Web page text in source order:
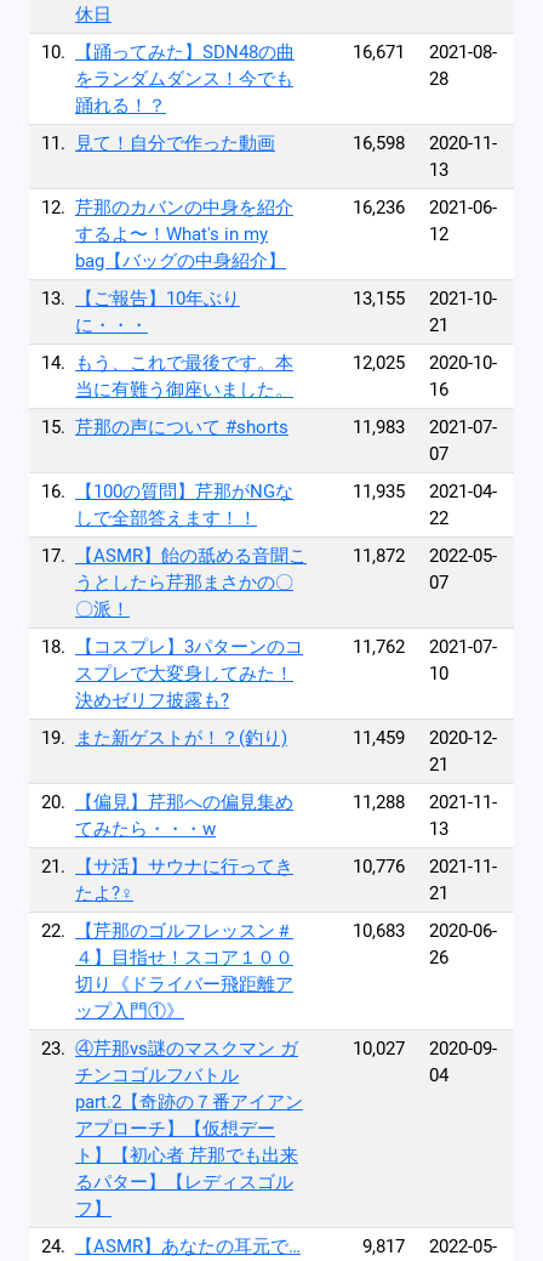
休日
10.
【踊ってみた】SDN48の曲
をランダムダンス！今でも
踊れる！？
16,671
2021-08-
28
11. 見て！自分で作った動画 16,598
2020-11-
13
12. 芹那のカバンの中身を紹介
するよ〜！What's in my
bag【バッグの中身紹介】
16,236
2021-06-
12
13.
【ご報告】10年ぶり
に・・・
13,155
2021-10-
21
14.
もう、これで最後です。本
当に有難う御座いました。
12,025
2020-10-
16
15. 芹那の声について #shorts 11,983
2021-07-
07
16.
【100の質問】芹那がNGな
しで全部答えます！！
11,935
2021-04-
22
17.
【ASMR】飴の舐める音聞こ
うとしたら芹那まさかの〇
〇派！
11,872
2022-05-
07
18.
【コスプレ】3パターンのコ
スプレで大変身してみた！
決めゼリフ披露も?
11,762
2021-07-
10
19. また新ゲストが！？(釣り) 11,459
2020-12-
21
20.
【偏見】芹那への偏見集め
てみたら・・・w
11,288
2021-11-
13
21.
【サ活】サウナに行ってき
たよ?‍♀️
10,776
2021-11-
21
22.
【芹那のゴルフレッスン＃
４】目指せ！スコア１００
切り《ドライバー飛距離ア
ップ入門①》
10,683
2020-06-
26
23. ④芹那vs謎のマスクマン ガ
チンコゴルフバトル
part.2【奇跡の７番アイアン
アプローチ】【仮想デー
ト】【初心者 芹那でも出来
るパター】【レディスゴル
フ】
10,027
2020-09-
04
24.
【ASMR】あなたの耳元で…
9,817
2022-05-